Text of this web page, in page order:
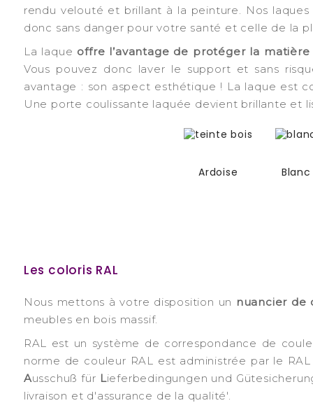
rendu velouté et brillant à la peinture. Nos
donc sans danger pour votre santé et celle de la
La laque offre l’avantage de protéger la
Vous pouvez donc laver le support et sans
avantage : son aspect esthétique ! La laque est
Une porte coulissante laquée devient brillante et
Ardoise Blanc
Les coloris RAL
Nous mettons à votre disposition un nuancier de
meubles en bois massif.
RAL est un système de correspondance de
norme de couleur RAL est administrée par le
Ausschuß für Lieferbedingungen und
livraison et d'assurance de la qualité'.